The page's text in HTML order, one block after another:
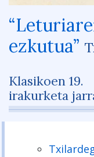
ezkutua”
Klasikoen 19.
irakurketa